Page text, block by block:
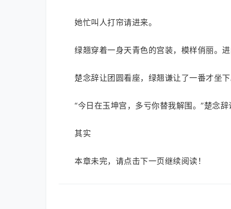
她忙叫人打帘请进来。
绿翘穿着一身天青色的宫装，模样俏丽。进
楚念辞让团圆看座，绿翘谦让了一番才坐下
“今日在玉坤宫，多亏你替我解围。”楚念
其实
本章未完，请点击下一页继续阅读！